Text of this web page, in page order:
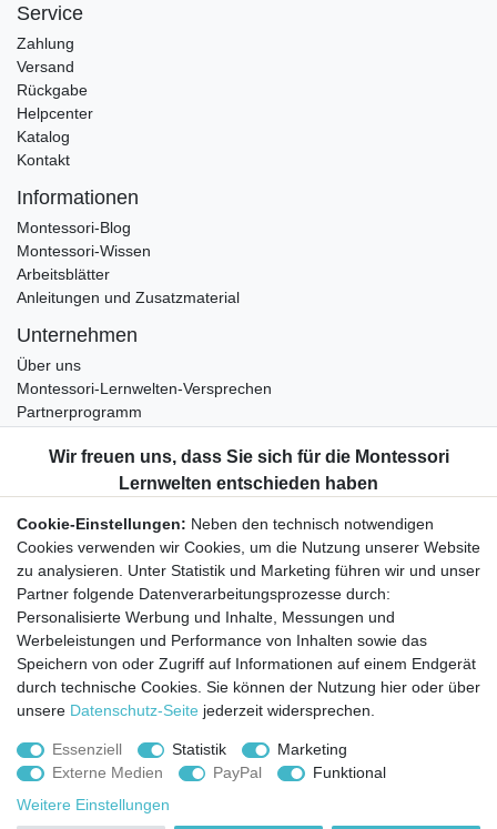
Service
Zahlung
Versand
Rückgabe
Helpcenter
Katalog
Kontakt
Informationen
Montessori-Blog
Montessori-Wissen
Arbeitsblätter
Anleitungen und Zusatzmaterial
Unternehmen
Über uns
Montessori-Lernwelten-Versprechen
Partnerprogramm
Bestellung widerrufen
Datenschutzerklärung
AGB
Impressum
Aktuelles rund um Montessori-Materialien und
Montessori-Pädagogik.
Kostenfreie wöchentliche Infos
Hiermit bestätige ich, dass ich dieDaten­schutz­erklärunggelesen habe. Sie
Abonnieren
Cookie-Einstellungen: Neben den technisch notwendigen
Cookies verwenden wir Cookies, um die Nutzung unserer Website
zu analysieren. Unter Statistik und Marketing führen wir und unser
Partner folgende Datenverarbeitungsprozesse durch:
Personalisierte Werbung und Inhalte, Messungen und
Werbeleistungen und Performance von Inhalten sowie das
Speichern von oder Zugriff auf Informationen auf einem Endgerät
durch technische Cookies. Sie können der Nutzung hier oder über
unsere Datenschutz-Seite jederzeit widersprechen.
Essenziell Statistik
Marketing
Externe Medien
PayPal
Funktional
Weitere Einstellungen